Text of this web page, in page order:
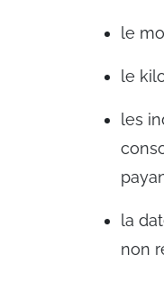
le
le
les
la
non